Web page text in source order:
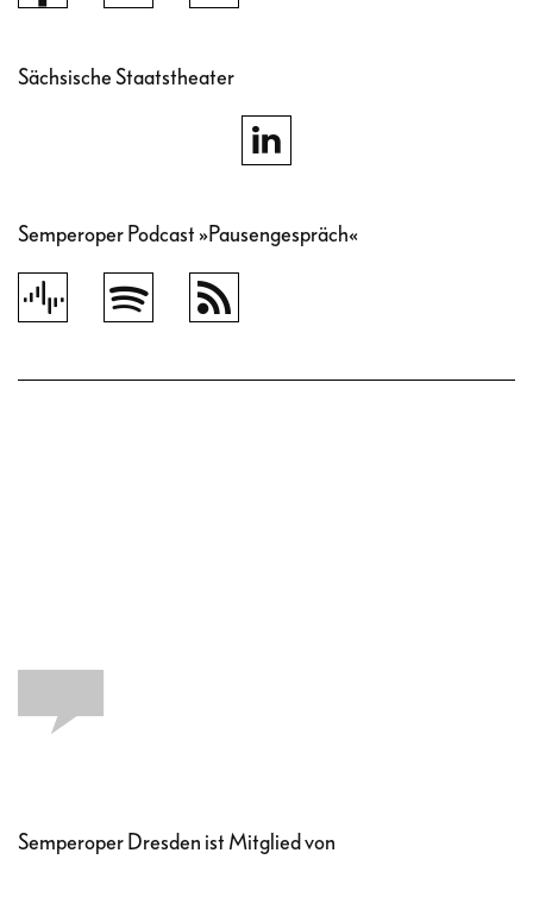
Sächsische Staatstheater
Semperoper Podcast »Pausengespräch«
Semperoper Dresden ist Mitglied von